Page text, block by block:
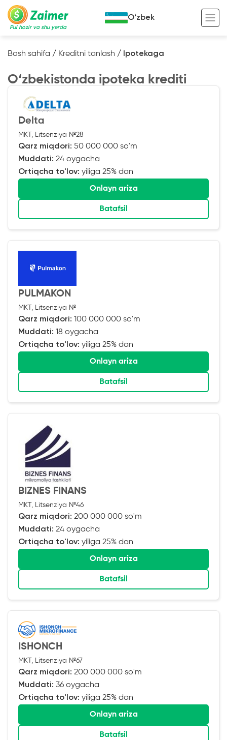
Pul hozir va shu yerda
Ko’chmas mulk garov evaziga kredit
Maxsus texnika garov evaziga kredit
Kredit onlayn
Tadbirkorlar uchun onlayn kredit
O‘zini o‘zi band qilganlar uchun onlayn
kredit
Foydali
Kreditingizning hayotiy tsikli
Kalkulyator
Oʻzbek
Bosh sahifa / Kreditni tanlash / Ipotekaga
O‘zbekistonda ipoteka krediti
Delta
MKT, Litsenziya №28
Qarz miqdori: 50 000 000 so'm
Muddati: 24 oygacha
Ortiqcha to'lov: yiliga 25% dan
Onlayn ariza
Batafsil
PULMAKON
MKT, Litsenziya №
Qarz miqdori: 100 000 000 so'm
Muddati: 18 oygacha
Ortiqcha to'lov: yiliga 25% dan
Onlayn ariza
Batafsil
BIZNES FINANS
MKT, Litsenziya №46
Qarz miqdori: 200 000 000 so'm
Muddati: 24 oygacha
Ortiqcha to'lov: yiliga 25% dan
Onlayn ariza
Batafsil
ISHONCH
MKT, Litsenziya №67
Qarz miqdori: 200 000 000 so'm
Muddati: 36 oygacha
Ortiqcha to'lov: yiliga 25% dan
Onlayn ariza
Batafsil